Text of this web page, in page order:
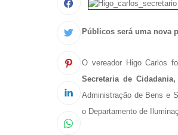
Públicos será uma nova
O vereador Higo Carlos
Secretaria de
Administração de Bens e
o Departamento de